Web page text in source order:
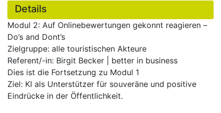
Details
Modul 2: Auf Onlinebewertungen gekonnt reagieren –
Do’s and Dont’s
Zielgruppe: alle touristischen Akteure
Referent/-in: Birgit Becker | better in business
Dies ist die Fortsetzung zu Modul 1
Ziel: KI als Unterstützer für souveräne und positive
Eindrücke in der Öffentlichkeit.